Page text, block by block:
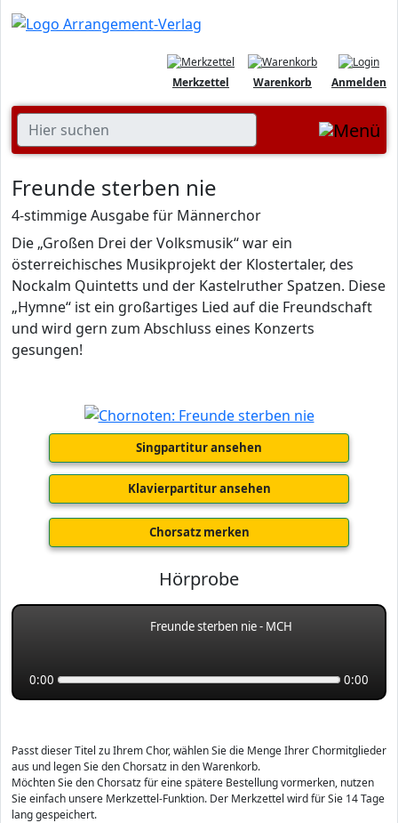
Anmelden
Warenkorb
Merkzettel
Freunde sterben nie
4-stimmige Ausgabe für Männerchor
Die „Großen Drei der Volksmusik“ war ein
österreichisches Musikprojekt der Klostertaler, des
Nockalm Quintetts und der Kastelruther Spatzen. Diese
„Hymne“ ist ein großartiges Lied auf die Freundschaft
und wird gern zum Abschluss eines Konzerts
gesungen!
Singpartitur ansehen
Klavierpartitur ansehen
Chorsatz merken
Hörprobe
Freunde sterben nie - MCH
0:00 0:00
Passt dieser Titel zu Ihrem Chor, wählen Sie die Menge Ihrer Chormitglieder
aus und legen Sie den Chorsatz in den Warenkorb.
Möchten Sie den Chorsatz für eine spätere Bestellung vormerken, nutzen
Sie einfach unsere Merkzettel-Funktion. Der Merkzettel wird für Sie 14 Tage
lang gespeichert.